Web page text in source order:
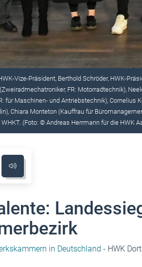
Vize-Präsident, Berthold Schröder, HWK-
FR: Motorradtechnik),
für Maschinen- und Antriebstechnik), Cornelius
Chiara Monteton (Kauffrau für
(Foto: © Andreas Herrmann für die HWK
in Deutschland - HWK